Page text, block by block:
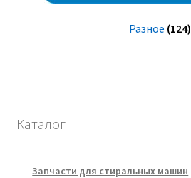
Разное (124)
Каталог
Запчасти для стиральных машин